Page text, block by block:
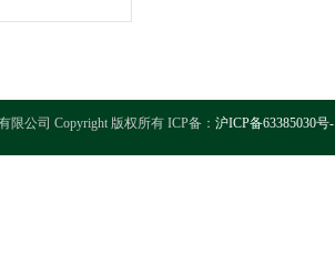
公司 Copyright 版权所有 ICP备： 沪ICP备63385030号